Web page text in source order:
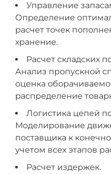
Управление
Определение
расчет точек
хранение.
Расчет складских
Анализ пропускной
оценка
распределение
Логистика цепей
Моделирование
поставщика к
учетом всех этапов
Расчет издержек.